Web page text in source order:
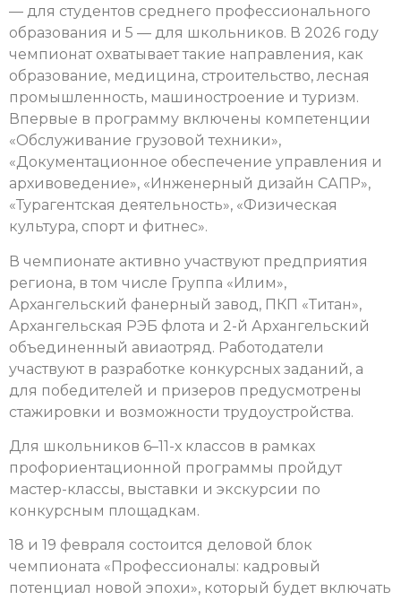
— для студентов среднего профессионального
образования и 5 — для школьников. В 2026 году
чемпионат охватывает такие направления, как
образование, медицина, строительство, лесная
промышленность, машиностроение и туризм.
Впервые в программу включены компетенции
«Обслуживание грузовой техники»,
«Документационное обеспечение управления и
архивоведение», «Инженерный дизайн САПР»,
«Турагентская деятельность», «Физическая
культура, спорт и фитнес».
В чемпионате активно участвуют предприятия
региона, в том числе Группа «Илим»,
Архангельский фанерный завод, ПКП «Титан»,
Архангельская РЭБ флота и 2-й Архангельский
объединенный авиаотряд. Работодатели
участвуют в разработке конкурсных заданий, а
для победителей и призеров предусмотрены
стажировки и возможности трудоустройства.
Для школьников 6–11-х классов в рамках
профориентационной программы пройдут
мастер-классы, выставки и экскурсии по
конкурсным площадкам.
18 и 19 февраля состоится деловой блок
чемпионата «Профессионалы: кадровый
потенциал новой эпохи», который будет включать